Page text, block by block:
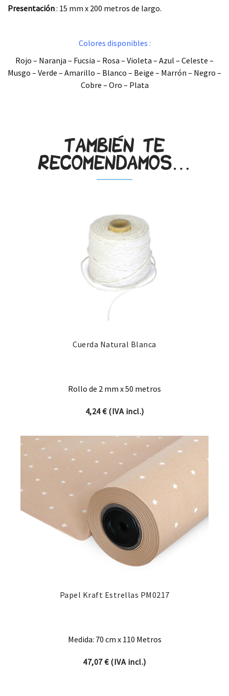
Presentación: 15 mm x 200 metros de largo.
Colores disponibles :
Rojo – Naranja – Fucsia – Rosa – Violeta – Azul – Celeste –
Musgo – Verde – Amarillo – Blanco – Beige – Marrón – Negro –
Cobre – Oro – Plata
También te
recomendamos…
Cuerda Natural Blanca
Rollo de 2 mm x 50 metros
4,24€(IVA incl.)
Papel Kraft Estrellas PM0217
Medida: 70 cm x 110 Metros
47,07€(IVA incl.)